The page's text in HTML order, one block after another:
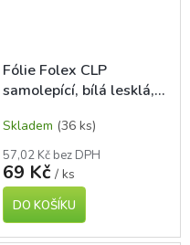
Fólie Folex CLP
samolepící, bílá lesklá,
Skladem (36 ks)
57,02 Kč bez DPH
69 Kč / ks
DO KOŠÍKU